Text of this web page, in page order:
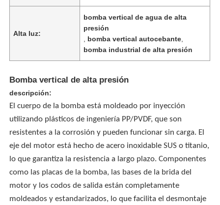
Alta luz:
bomba vertical de agua de alta
presión
bomba vertical autocebante
bomba industrial de alta presión
Bomba vertical de alta presión
descripción:
El cuerpo de la bomba está moldeado por inyección
utilizando plásticos de ingeniería PP/PVDF, que son
resistentes a la corrosión y pueden funcionar sin carga. El
eje del motor está hecho de acero inoxidable SUS o titanio,
lo que garantiza la resistencia a largo plazo. Componentes
como las placas de la bomba, las bases de la brida del
motor y los codos de salida están completamente
moldeados y estandarizados, lo que facilita el desmontaje